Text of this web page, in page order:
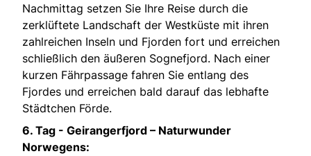
Nachmittag setzen Sie Ihre Reise durch die
zerklüftete Landschaft der Westküste mit ihren
zahlreichen Inseln und Fjorden fort und erreichen
schließlich den äußeren Sognefjord. Nach einer
kurzen Fährpassage fahren Sie entlang des
Fjordes und erreichen bald darauf das lebhafte
Städtchen Förde.
6. Tag - Geirangerfjord – Naturwunder
Norwegens: